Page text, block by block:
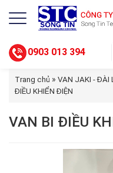
0903 013 394
Trang chủ » VAN JAKI - ĐÀI
ĐIỀU KHIỂN ĐIỆN
VAN BI ĐIỀU